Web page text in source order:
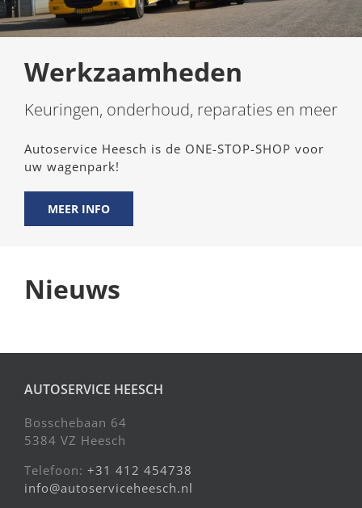
Werkzaamheden
Keuringen, onderhoud, reparaties en meer
Autoservice Heesch is de ONE-STOP-SHOP voor
uw wagenpark!
MEER INFO
Nieuws
AUTOSERVICE HEESCH
Bosschebaan 64
5384 VZ Heesch
Telefoon: +31 412 454738
info@autoserviceheesch.nl